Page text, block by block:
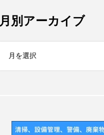
月別アーカイブ